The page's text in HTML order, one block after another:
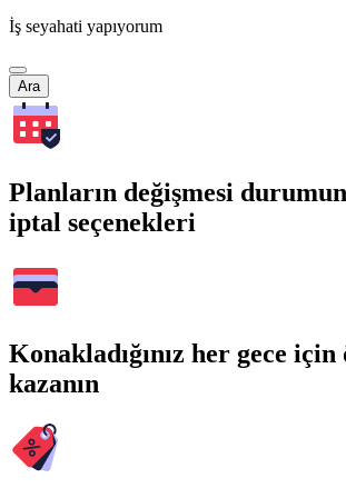
İş seyahati yapıyorum
Ara
Planların değişmesi
iptal seçenekleri
Konakladığınız her gece
kazanın